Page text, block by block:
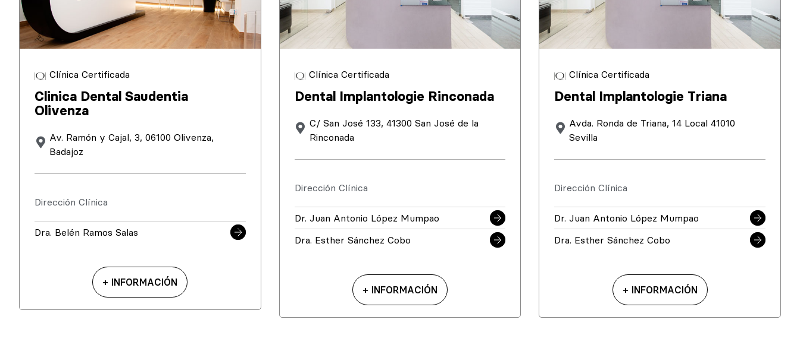
Clínica Certificada
Clinica Dental Saudentia
Olivenza
Av. Ramón y Cajal, 3, 06100 Olivenza,
Badajoz
Dirección Clínica
Dra. Belén Ramos Salas
+ INFORMACIÓN
Clínica Certificada
Dental Implantologie Rinconada
C/ San José 133, 41300 San José de la
Rinconada
Dirección Clínica
Dr. Juan Antonio López Mumpao
Dra. Esther Sánchez Cobo
+ INFORMACIÓN
Clínica Certificada
Dental Implantologie Triana
Avda. Ronda de Triana, 14 Local 41010
Sevilla
Dirección Clínica
Dr. Juan Antonio López Mumpao
Dra. Esther Sánchez Cobo
+ INFORMACIÓN